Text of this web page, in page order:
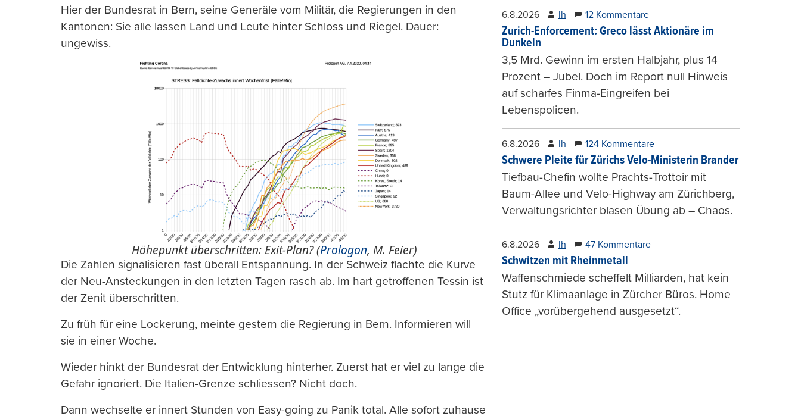
Hier der Bundesrat in Bern, seine Generäle vom Militär, die Regierungen in den
Kantonen: Sie alle lassen Land und Leute hinter Schloss und Riegel. Dauer:
ungewiss.
Höhepunkt überschritten: Exit-Plan? (Prologon, M. Feier)
Die Zahlen signalisieren fast überall Entspannung. In der Schweiz flachte die Kurve
der Neu-Ansteckungen in den letzten Tagen rasch ab. Im hart getroffenen Tessin ist
der Zenit überschritten.
Zu früh für eine Lockerung, meinte gestern die Regierung in Bern. Informieren will
sie in einer Woche.
Wieder hinkt der Bundesrat der Entwicklung hinterher. Zuerst hat er viel zu lange die
Gefahr ignoriert. Die Italien-Grenze schliessen? Nicht doch.
Dann wechselte er innert Stunden von Easy-going zu Panik total. Alle sofort zuhause
6.8.2026 lh 12 Kommentare
Zurich-Enforcement: Greco lässt Aktionäre im
Dunkeln
3,5 Mrd. Gewinn im ersten Halbjahr, plus 14
Prozent – Jubel. Doch im Report null Hinweis
auf scharfes Finma-Eingreifen bei
Lebenspolicen.
6.8.2026 lh 124 Kommentare
Schwere Pleite für Zürichs Velo-Ministerin Brander
Tiefbau-Chefin wollte Prachts-Trottoir mit
Baum-Allee und Velo-Highway am Zürichberg,
Verwaltungsrichter blasen Übung ab – Chaos.
6.8.2026 lh 47 Kommentare
Schwitzen mit Rheinmetall
Waffenschmiede scheffelt Milliarden, hat kein
Stutz für Klimaanlage in Zürcher Büros. Home
Office „vorübergehend ausgesetzt“.